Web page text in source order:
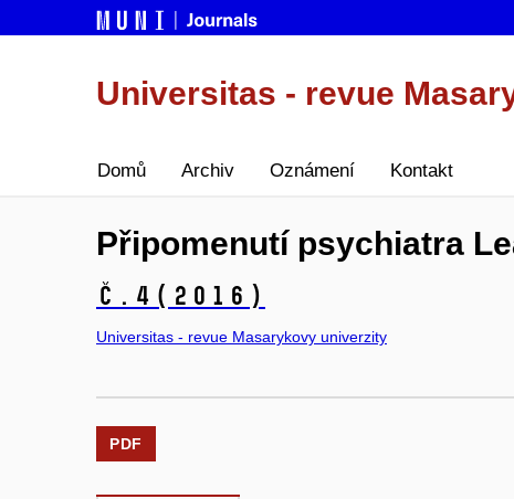
Universitas - revue
Domů Archiv Oznámení Kontakt
Připomenutí psychiatra
č.4 (2016)
Universitas - revue Masarykovy univerzity
PDF